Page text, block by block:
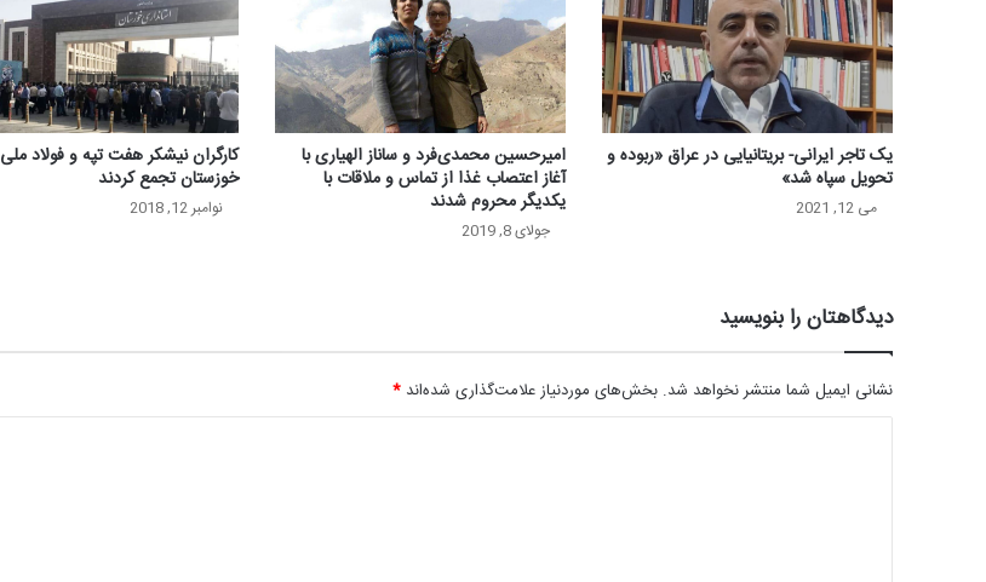
یک تاجر ایرانی- بریتانیایی در عراق «ربوده و
تحویل سپاه شد»
می 12, 2021
امیرحسین محمدی‌فرد و ساناز الهیاری با
آغاز اعتصاب غذا از تماس و ملاقات با
یکدیگر محروم شدند
جولای 8, 2019
کارگران نیشکر هفت تپه و فولاد ملی
خوزستان تجمع کردند
نوامبر 12, 2018
دیدگاهتان را بنویسید
نشانی ایمیل شما منتشر نخواهد شد. بخش‌های موردنیاز علامت‌گذاری شده‌اند *